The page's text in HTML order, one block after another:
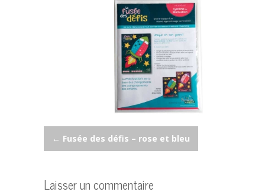
Post
← Fusée des défis – rose et bleu
Laisser un commentaire